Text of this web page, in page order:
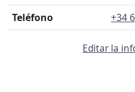
Teléfono
+34
Editar la